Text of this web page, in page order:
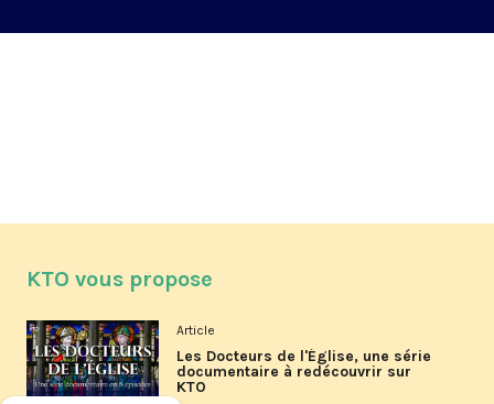
KTO vous propose
Article
Les Docteurs de l'Église, une série
documentaire à redécouvrir sur
KTO